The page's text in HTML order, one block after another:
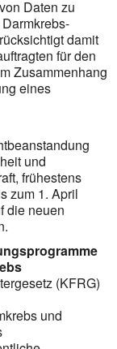
Daten zu
damit
für den
Zusammenhang
eines
und
frühestens
zum 1. April
die neuen
(KFRG)
und